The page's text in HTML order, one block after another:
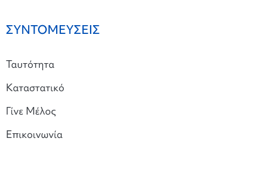
ΣΥΝΤΟΜΕΥΣΕΙΣ
Ταυτότητα
Καταστατικό
Γίνε Μέλος
Επικοινωνία